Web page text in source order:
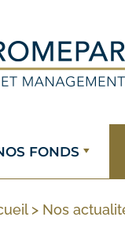
FONDS
> Nos